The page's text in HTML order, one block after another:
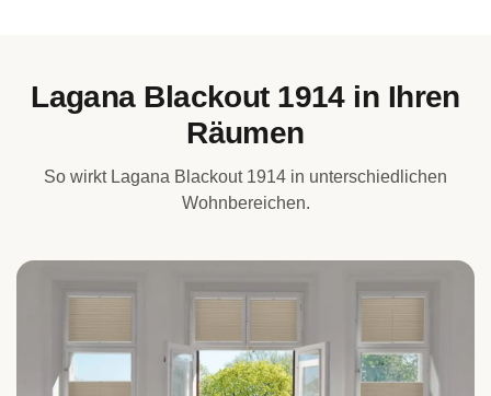
Lagana Blackout 1914 in Ihren
Räumen
So wirkt Lagana Blackout 1914 in unterschiedlichen
Wohnbereichen.